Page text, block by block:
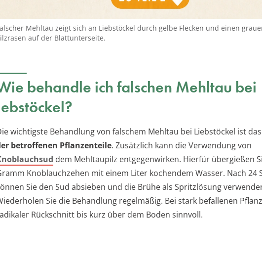
Mehltau zeigt sich an Liebstöckel durch gelbe Flecken und einen
auf der Blattunterseite.
behandle ich falschen Mehltau bei
wichtigste Behandlung von falschem Mehltau bei Liebstöckel ist
betroffenen Pflanzenteile. Zusätzlich kann die Verwendung von
dem Mehltaupilz entgegenwirken. Hierfür übergießen
Knoblauchzehen mit einem Liter kochendem Wasser. Nach 24
Sie den Sud absieben und die Brühe als Spritzlösung
Sie die Behandlung regelmäßig. Bei stark befallenen
Rückschnitt bis kurz über dem Boden sinnvoll.